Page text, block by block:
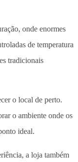
onde enormes
de temperatura
tradicionais
o local de perto.
o ambiente onde os
ideal.
a loja também